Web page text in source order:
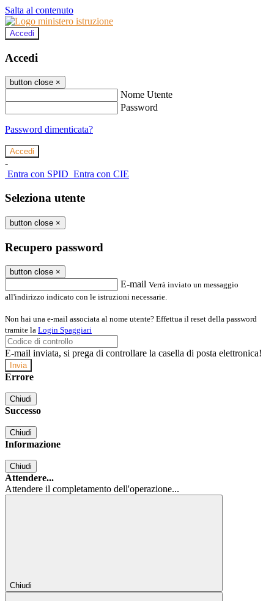
Salta al contenuto
Accedi
Accedi
button close ×
Nome Utente
Password
Password dimenticata?
-
Entra con SPID Entra con CIE
Seleziona utente
button close ×
Recupero password
button close ×
E-mail Verrà inviato un messaggio
all'indirizzo indicato con le istruzioni necessarie.
Non hai una e-mail associata al nome utente? Effettua il reset della password
tramite la Login Spaggiari
E-mail inviata, si prega di controllare la casella di posta elettronica!
Errore
Chiudi
Successo
Chiudi
Informazione
Chiudi
Attendere...
Attendere il completamento dell'operazione...
Chiudi